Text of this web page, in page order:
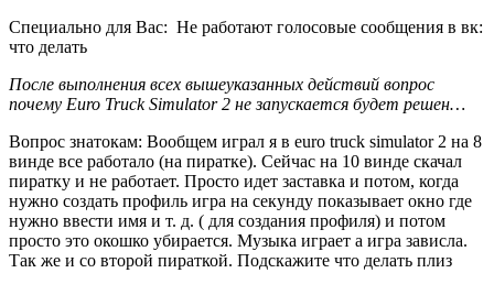
Специально для Вас: Не работают голосовые сообщения в вк:
что делать
После выполнения всех вышеуказанных действий вопрос
почему Euro Truck Simulator 2 не запускается будет решен…
Вопрос знатокам: Вообщем играл я в euro truck simulator 2 на 8
винде все работало (на пиратке). Сейчас на 10 винде скачал
пиратку и не работает. Просто идет заставка и потом, когда
нужно создать профиль игра на секунду показывает окно где
нужно ввести имя и т. д. ( для создания профиля) и потом
просто это окошко убирается. Музыка играет а игра зависла.
Так же и со второй пираткой. Подскажите что делать плиз